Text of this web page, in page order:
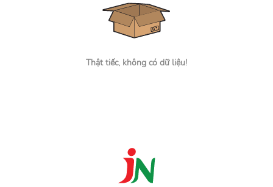
Thật tiếc, không có dữ liệu!